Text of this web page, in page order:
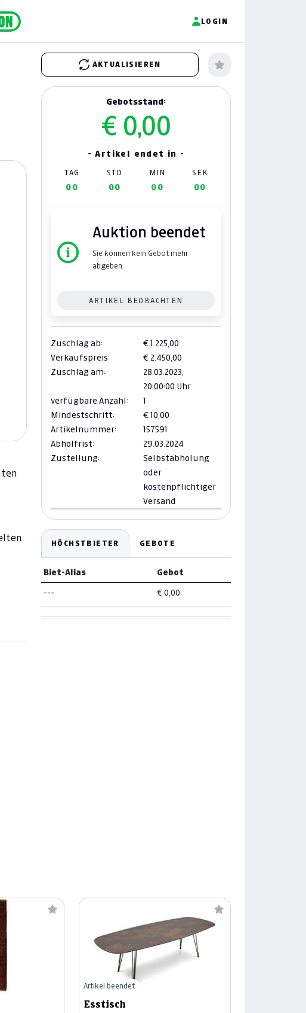
LOGIN
AKTUALISIEREN
Gebotsstand:
€ 0,00
- Artikel endet in -
TAG STD MIN SEK
00 00 00 00
Auktion beendet
Sie können kein Gebot mehr
abgeben.
ARTIKEL BEOBACHTEN
Zuschlag ab:
€ 1.225,00
Verkaufspreis:
€ 2.450,00
Zuschlag am:
28.03.2023,
20:00:00 Uhr
verfügbare Anzahl:
1
Mindestschritt:
€ 10,00
Artikelnummer:
157591
Abholfrist:
29.03.2024
Zustellung:
Selbstabholung
oder
kostenpflichtiger
Versand
HÖCHSTBIETER GEBOTE
Biet-Alias Gebot
--- € 0,00
Esstisch
Artikel beendet